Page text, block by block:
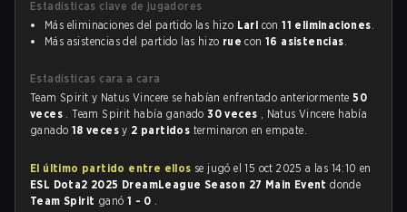
Estadísticas clave de jugadores
Más eliminaciones del partido las hizo Larl con11 eliminaciones.
Más asistencias del partido las hizo rue con16 asistencias.
Estadísticas cara a cara
Team Spirit y Natus Vincere se habían enfrentado anteriormente50
veces . Team Spirit había ganado30 veces , Natus Vincere había
ganado 18 vecesy 2 partidos terminaron en empate.
El último partido entre ellos se jugó el 15 oct 2025 a las 14:10 en
ESL Dota2 2025 DreamLeague Season 27 Main Eventdonde
Team Spirit ganó 1 - 0 .